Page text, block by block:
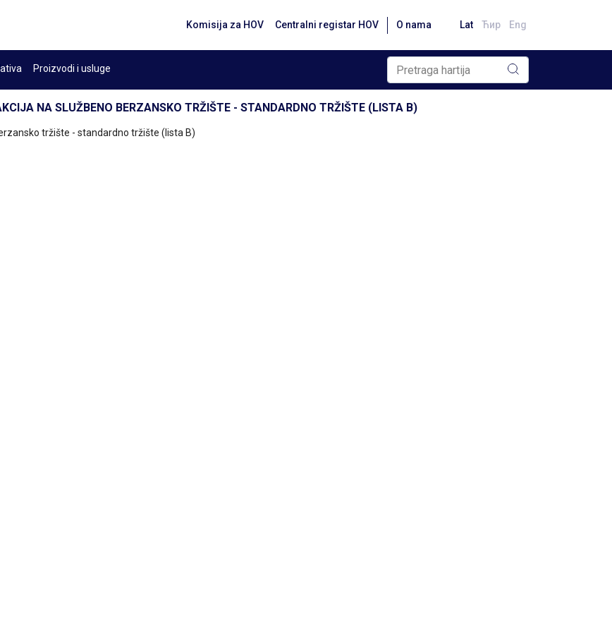
Komisija za HOV Centralni registar HOV O nama Lat Ћир Eng
Proizvodi i usluge
NA SLUŽBENO BERZANSKO TRŽIŠTE - STANDARDNO TRŽIŠTE (LISTA B)
tržište - standardno tržište (lista B)